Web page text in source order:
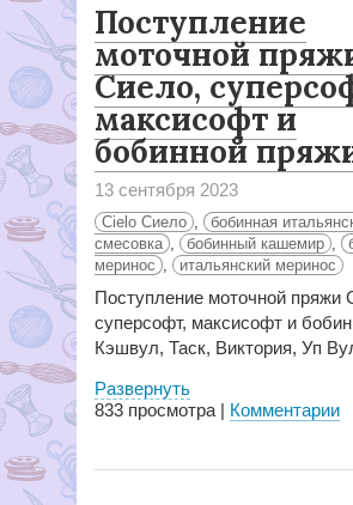
Поступление
моточной
Сиело,
максисофт и
бобинной
13 сентября 2023
Cielo Сиело
бобинная
смесовка
бобинный кашемир
меринос
итальянский меринос
Поступление моточной пряжи
суперсофт, максисофт и
Кэшвул, Таск, Виктория, Уп
Развернуть
833 просмотра | Комментарии